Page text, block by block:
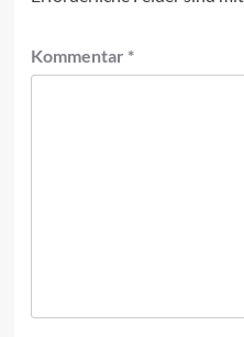
Kommentar *